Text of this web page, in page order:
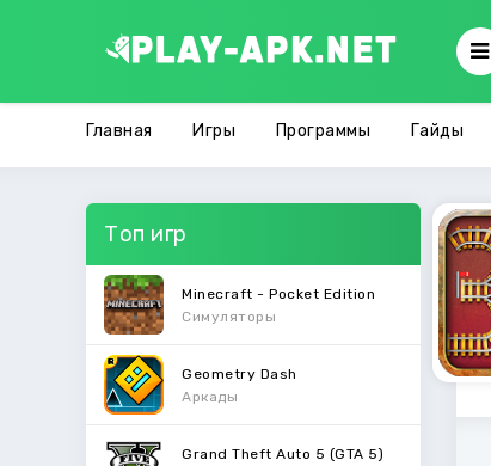
Главная Игры Программы Гайды
Топ игр
Minecraft - Pocket Edition
Симуляторы
Geometry Dash
Аркады
Grand Theft Auto 5 (GTA 5)